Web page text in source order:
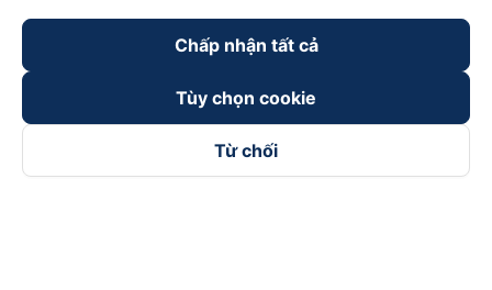
Chấp nhận tất cả
Tùy chọn cookie
Từ chối